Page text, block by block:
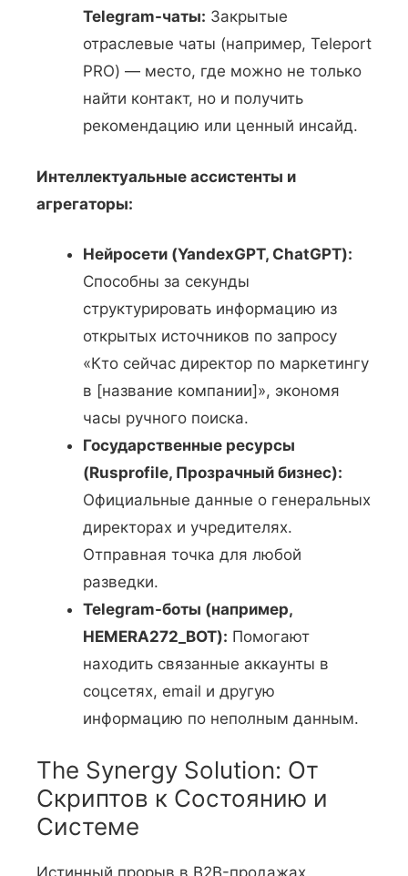
Telegram-чаты: Закрытые
отраслевые чаты (например, Teleport
PRO) — место, где можно не только
найти контакт, но и получить
рекомендацию или ценный инсайд.
Интеллектуальные ассистенты и
агрегаторы:
Нейросети (YandexGPT, ChatGPT):
Способны за секунды
структурировать информацию из
открытых источников по запросу
«Кто сейчас директор по маркетингу
в [название компании]», экономя
часы ручного поиска.
Государственные ресурсы
(Rusprofile, Прозрачный бизнес):
Официальные данные о генеральных
директорах и учредителях.
Отправная точка для любой
разведки.
Telegram-боты (например,
HEMERA272_BOT): Помогают
находить связанные аккаунты в
соцсетях, email и другую
информацию по неполным данным.
The Synergy Solution: От
Скриптов к Состоянию и
Системе
Истинный прорыв в B2B-продажах